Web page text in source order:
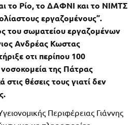
το Ρίο, το ΔΑΦΝΙ και το ΝΙΜΤΣ
εργαζομένους”.
του σωματείου εργαζομένων
Ανδρέας Κωστας
οτι περίπου 100
της Πάτρας
στις θέσεις τους γιατί δεν
Περιφέρειας Γιάννης